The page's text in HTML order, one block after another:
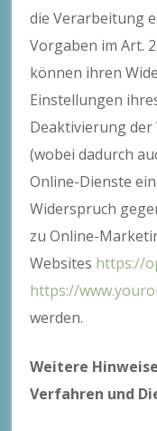
die Verarbeitung
Vorgaben im Art.
können ihren
Einstellungen
Deaktivierung der
(wobei dadurch
Online-Dienste
Widerspruch
zu Online-
Websites https://
https://
werden.
Weitere
Verfahren und